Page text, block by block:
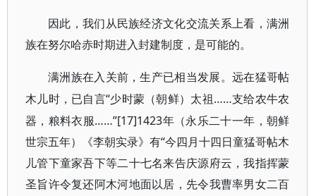
因此，我们从民族经济文化交流关系上看，满洲
族在努尔哈赤时期进入封建制度，是可能的。
满洲族在入关前，生产已相当发展。远在猛哥帖
木儿时，已自言“少时蒙（朝鲜）太祖……支给农牛农
器，粮料衣服……”[17]1423年（永乐二十一年，朝鲜
世宗五年）《李朝实录》有“今四月十四日童猛哥帖木
儿管下童家吾下等二十七名来告庆源府云，我指挥蒙
圣旨许令复还阿木河地面以居，先令我曹率男女二百